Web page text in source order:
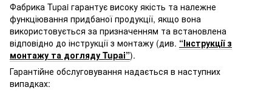
Фабрика Tupai гарантує високу якість та належне
функціювання придбаної продукції, якщо вона
використовується за призначенням та встановлена
відповідно до інструкції з монтажу (див. “Інструкції з
монтажу та догляду Tupai”).
Гарантійне обслуговування надається в наступних
випадках: